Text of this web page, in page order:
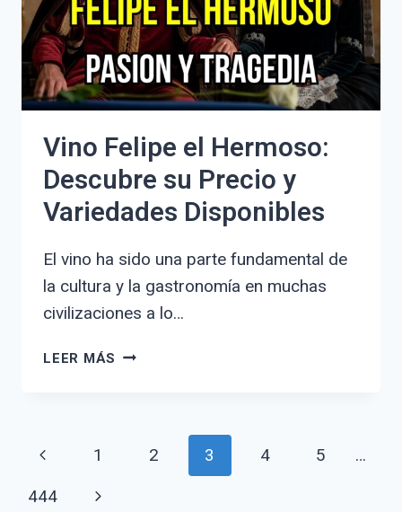
DE
ATRACCIONES
Y
ACTIVIDADES
Vino Felipe el Hermoso:
Descubre su Precio y
Variedades Disponibles
El vino ha sido una parte fundamental de
la cultura y la gastronomía en muchas
civilizaciones a lo…
LEER MÁS VINO
DESCUBRE
Navegación
de
Página
anterior
1 2 3 4 5
…
444
Siguiente